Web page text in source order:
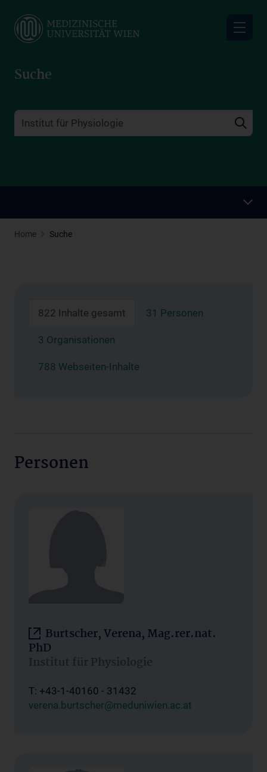
main
Suche
Home Suche
822 Inhalte gesamt 31 Personen
3 Organisationen
788 Webseiten-Inhalte
Personen
Burtscher, Verena, Mag.rer.nat.
PhD
Institut für Physiologie
T: +43-1-40160 - 31432
verena.burtscher@meduniwien.ac.at